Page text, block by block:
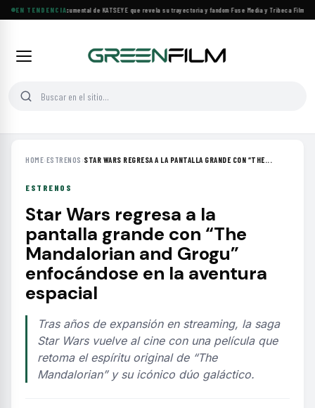
EN TENDENCIA
Llega a cines el documental de KATSEYE que revela su trayectoria y fandom·Fuse Media y Tribeca Films
HOME›ESTRENOS ›STAR WARS REGRESA A LA PANTALLA GRANDE CON “THE...
ESTRENOS
Star Wars regresa a la
pantalla grande con “The
Mandalorian and Grogu”
enfocándose en la aventura
espacial
Tras años de expansión en streaming, la saga
Star Wars vuelve al cine con una película que
retoma el espíritu original de “The
Mandalorian” y su icónico dúo galáctico.